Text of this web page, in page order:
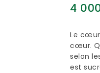
4
Le
cœur.
selon
est